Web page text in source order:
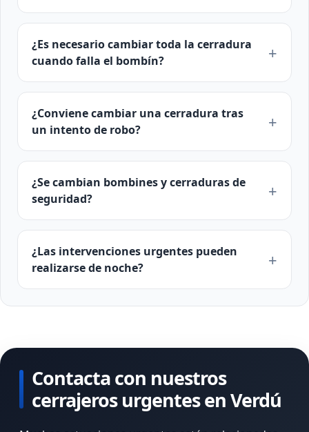
¿Es necesario cambiar toda la cerradura
cuando falla el bombín?
¿Conviene cambiar una cerradura tras
un intento de robo?
¿Se cambian bombines y cerraduras de
seguridad?
¿Las intervenciones urgentes pueden
realizarse de noche?
Contacta con nuestros
cerrajeros urgentes en Verdú